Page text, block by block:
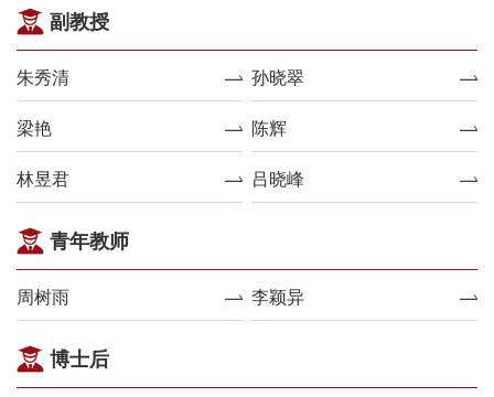
副教授
朱秀清 孙晓翠
梁艳 陈辉
林昱君 吕晓峰
青年教师
周树雨 李颖异
博士后